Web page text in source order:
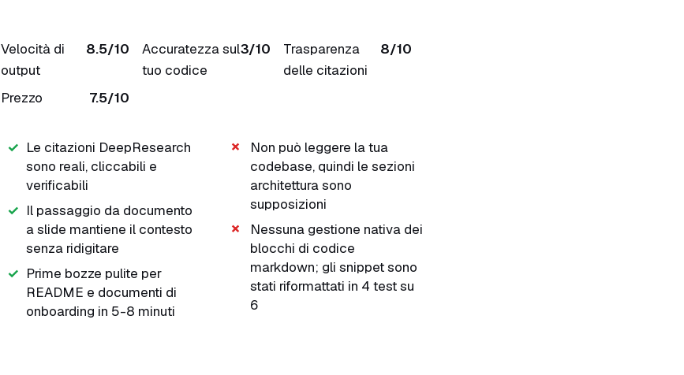
Velocità di
output
8.5/10
Accuratezza sul
tuo codice
3/10
Trasparenza
delle citazioni
8/10
Prezzo 7.5/10
Le citazioni DeepResearch
sono reali, cliccabili e
verificabili
Il passaggio da documento
a slide mantiene il contesto
senza ridigitare
Prime bozze pulite per
README e documenti di
onboarding in 5-8 minuti
Non può leggere la tua
codebase, quindi le sezioni
architettura sono
supposizioni
Nessuna gestione nativa dei
blocchi di codice
markdown; gli snippet sono
stati riformattati in 4 test su
6